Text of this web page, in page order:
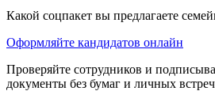
Какой соцпакет вы предлагаете
Оформляйте кандидатов онлайн
Проверяйте сотрудников и
документы без бумаг и личных встреч